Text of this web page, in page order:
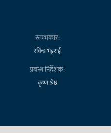
स्तम्भकार:
रविन्द्र भट्टराई
प्रबन्ध निर्देशक:
कृष्ण श्रेष्ठ